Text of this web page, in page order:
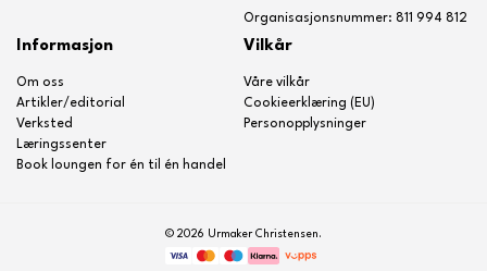
Organisasjonsnummer: 811 994 812
Informasjon
Om oss
Artikler/editorial
Verksted
Læringssenter
Book loungen for én til én handel
Vilkår
Våre vilkår
Cookieerklæring (EU)
Personopplysninger
© 2026 Urmaker Christensen.